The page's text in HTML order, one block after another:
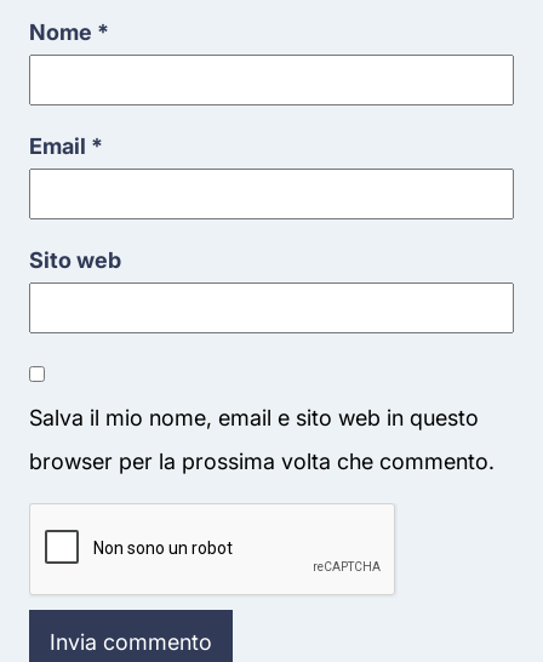
Nome *
Email *
Sito web
Salva il mio nome, email e sito web in questo
browser per la prossima volta che commento.